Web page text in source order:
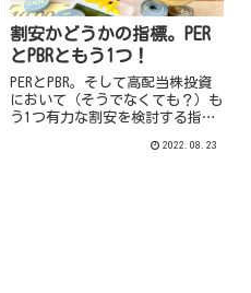
割安かどうかの指標。PER
とPBRともう1つ！
PERとPBR。そして高配当株投資
において（そうでなくても？）も
う1つ有力な割安を検討する指標
2022.08.23